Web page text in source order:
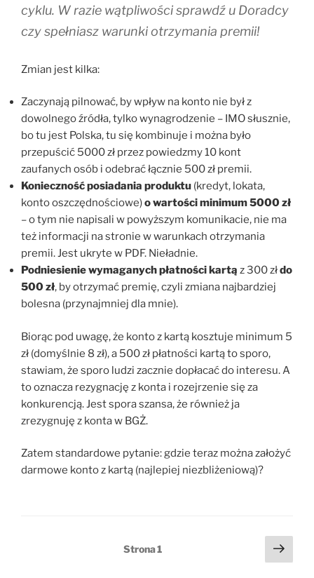
cyklu. W razie wątpliwości sprawdź u Doradcy
czy spełniasz warunki otrzymania premii!
Zmian jest kilka:
Zaczynają pilnować, by wpływ na konto nie był z
dowolnego źródła, tylko wynagrodzenie – IMO słusznie,
bo tu jest Polska, tu się kombinuje i można było
przepuścić 5000 zł przez powiedzmy 10 kont
zaufanych osób i odebrać łącznie 500 zł premii.
Konieczność posiadania produktu (kredyt, lokata,
konto oszczędnościowe)o wartości minimum 5000 zł
– o tym nie napisali w powyższym komunikacie, nie ma
też informacji na stronie w warunkach otrzymania
premii. Jest ukryte w PDF. Nieładnie.
Podniesienie wymaganych płatności kartą z 300 złdo
500 zł, by otrzymać premię, czyli zmiana najbardziej
bolesna (przynajmniej dla mnie).
Biorąc pod uwagę, że konto z kartą kosztuje minimum 5
zł (domyślnie 8 zł), a 500 zł płatności kartą to sporo,
stawiam, że sporo ludzi zacznie dopłacać do interesu. A
to oznacza rezygnację z konta i rozejrzenie się za
konkurencją. Jest spora szansa, że również ja
zrezygnuję z konta w BGŻ.
Zatem standardowe pytanie: gdzie teraz można założyć
darmowe konto z kartą (najlepiej niezbliżeniową)?
Strona1